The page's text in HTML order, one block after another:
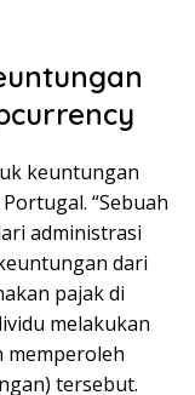
keuntungan
“Sebuah
administrasi
dari
pajak di
melakukan
memperoleh
tersebut.